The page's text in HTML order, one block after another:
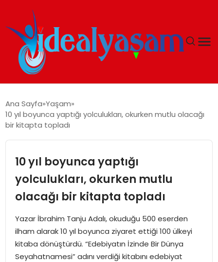
GÜNDEM
İDEAL YAŞAM
İDEAL SPOR
YAŞAM
MAGAZIN
Ana Sayfa Yaşam
10 yıl boyunca yaptığı yolculukları, okurken mutlu olacağı
bir kitapta topladı
10 yıl boyunca yaptığı
yolculukları, okurken mutlu
olacağı bir kitapta topladı
Yazar İbrahim Tanju Adalı, okuduğu 500 eserden
ilham alarak 10 yıl boyunca ziyaret ettiği 100 ülkeyi
kitaba dönüştürdü. “Edebiyatın İzinde Bir Dünya
Seyahatnamesi” adını verdiği kitabını edebiyat